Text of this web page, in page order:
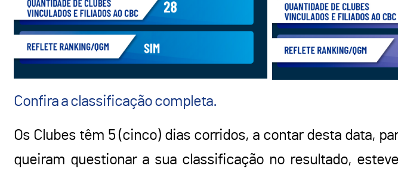
Confira a classificação completa.
Os Clubes têm 5 (cinco) dias corridos, a contar desta data,
queiram questionar a sua classificação no resultado,